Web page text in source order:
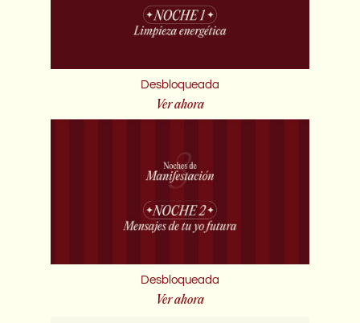
Desbloqueada
Ver ahora
Desbloqueada
Ver ahora